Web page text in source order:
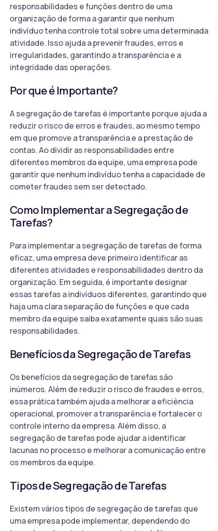
responsabilidades e funções dentro de uma
organização de forma a garantir que nenhum
indivíduo tenha controle total sobre uma determinada
atividade. Isso ajuda a prevenir fraudes, erros e
irregularidades, garantindo a transparência e a
integridade das operações.
Por que é Importante?
A segregação de tarefas é importante porque ajuda a
reduzir o risco de erros e fraudes, ao mesmo tempo
em que promove a transparência e a prestação de
contas. Ao dividir as responsabilidades entre
diferentes membros da equipe, uma empresa pode
garantir que nenhum indivíduo tenha a capacidade de
cometer fraudes sem ser detectado.
Como Implementar a Segregação de
Tarefas?
Para implementar a segregação de tarefas de forma
eficaz, uma empresa deve primeiro identificar as
diferentes atividades e responsabilidades dentro da
organização. Em seguida, é importante designar
essas tarefas a indivíduos diferentes, garantindo que
haja uma clara separação de funções e que cada
membro da equipe saiba exatamente quais são suas
responsabilidades.
Benefícios da Segregação de Tarefas
Os benefícios da segregação de tarefas são
inúmeros. Além de reduzir o risco de fraudes e erros,
essa prática também ajuda a melhorar a eficiência
operacional, promover a transparência e fortalecer o
controle interno da empresa. Além disso, a
segregação de tarefas pode ajudar a identificar
lacunas no processo e melhorar a comunicação entre
os membros da equipe.
Tipos de Segregação de Tarefas
Existem vários tipos de segregação de tarefas que
uma empresa pode implementar, dependendo do